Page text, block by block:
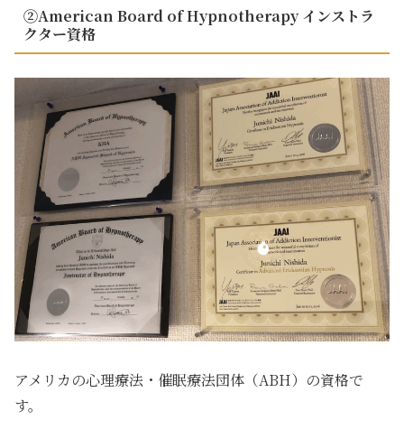
②American Board of Hypnotherapy インストラ
クター資格
アメリカの心理療法・催眠療法団体（ABH）の資格で
す。